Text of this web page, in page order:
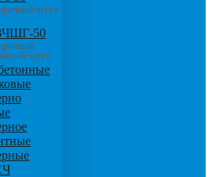
чугун
50
чугун